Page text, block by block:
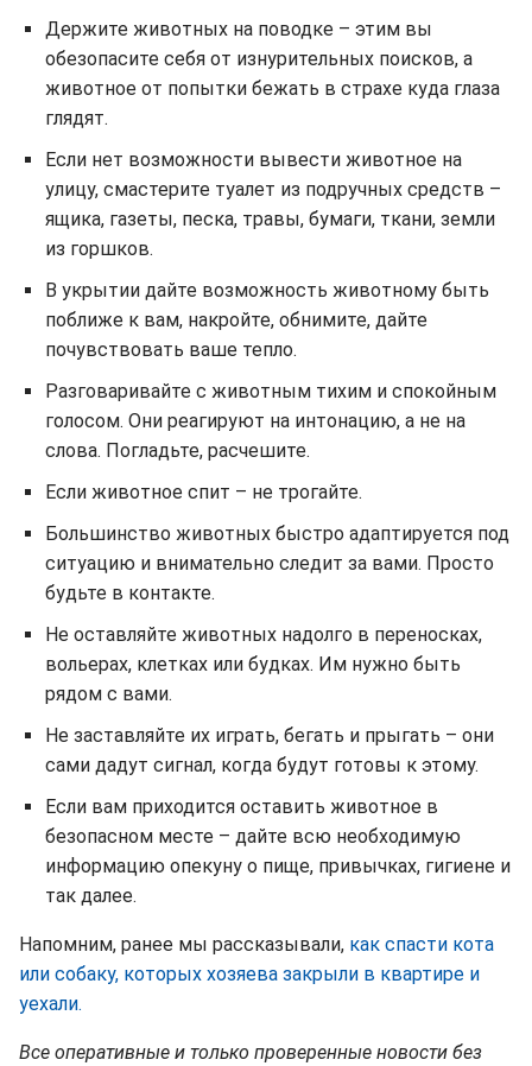
Держите животных на поводке – этим вы
обезопасите себя от изнурительных поисков, а
животное от попытки бежать в страхе куда глаза
глядят.
Если нет возможности вывести животное на
улицу, смастерите туалет из подручных средств –
ящика, газеты, песка, травы, бумаги, ткани, земли
из горшков.
В укрытии дайте возможность животному быть
поближе к вам, накройте, обнимите, дайте
почувствовать ваше тепло.
Разговаривайте с животным тихим и спокойным
голосом. Они реагируют на интонацию, а не на
слова. Погладьте, расчешите.
Если животное спит – не трогайте.
Большинство животных быстро адаптируется под
ситуацию и внимательно следит за вами. Просто
будьте в контакте.
Не оставляйте животных надолго в переносках,
вольерах, клетках или будках. Им нужно быть
рядом с вами.
Не заставляйте их играть, бегать и прыгать – они
сами дадут сигнал, когда будут готовы к этому.
Если вам приходится оставить животное в
безопасном месте – дайте всю необходимую
информацию опекуну о пище, привычках, гигиене и
так далее.
Напомним, ранее мы рассказывали, как спасти кота
или собаку, которых хозяева закрыли в квартире и
уехали.
Все оперативные и только проверенные новости без